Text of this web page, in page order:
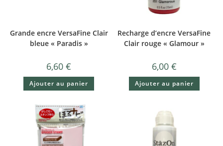
Grande encre VersaFine Clair
bleue « Paradis »
6,60€
Ajouter au panier
Recharge d’encre VersaFine
Clair rouge « Glamour »
6,00 €
Ajouter au panier